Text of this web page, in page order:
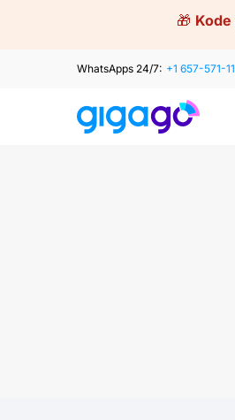
🎁
WhatsApps 24/7: +1 657-571-